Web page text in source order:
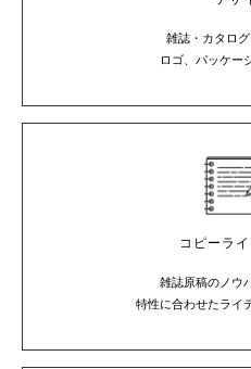
雑誌・カタログ
ロゴ、パッケー
コピーラ
雑誌原稿のノウ
特性に合わせたライ